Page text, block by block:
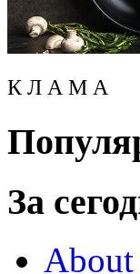
К Л А М А
За
About